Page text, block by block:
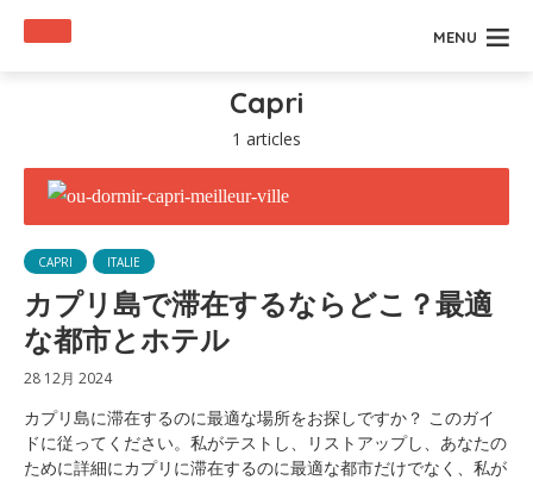
MENU
Capri
1 articles
CAPRI ITALIE
カプリ島で滞在するならどこ？最適
な都市とホテル
28 12月 2024
カプリ島に滞在するのに最適な場所をお探しですか？ このガイ
ドに従ってください。私がテストし、リストアップし、あなたの
ために詳細にカプリに滞在するのに最適な都市だけでなく、私が